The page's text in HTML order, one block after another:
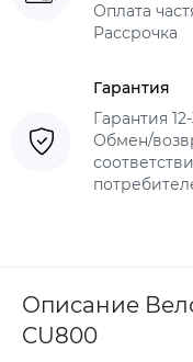
Оплата
Рассрочка
Гарантия
Гарантия
Обмен/
Описание
CU800